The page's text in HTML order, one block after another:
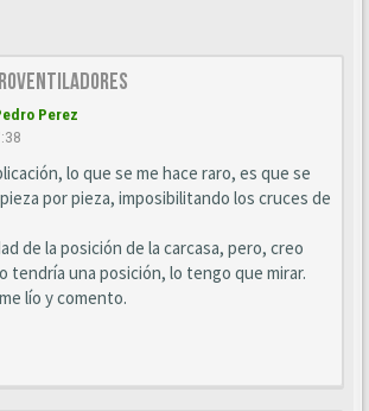
Perez
lo que se me hace raro, es que se
por pieza, imposibilitando los cruces de
de la posición de la carcasa, pero, creo
tendría una posición, lo tengo que mirar.
lío y comento.